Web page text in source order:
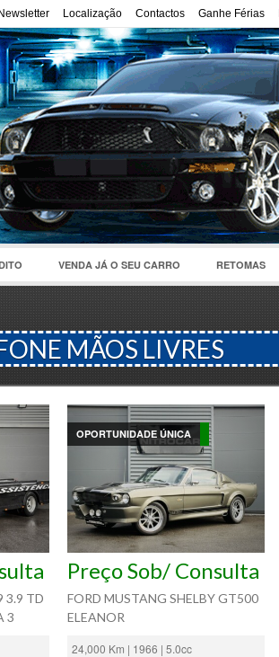
Ganhe Férias
Contactos
Localização
Newsletter
VENDA JÁ O SEU CARRO RETOMAS
MÃOS LIVRES
3.9 TD
3
OPORTUNIDADE ÚNICA
Preço Sob/ Consulta
FORD MUSTANG SHELBY GT500
ELEANOR
24,000 Km | 1966 | 5.0cc